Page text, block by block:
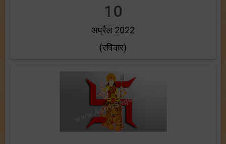
10
अप्रैल 2022
(रविवार)